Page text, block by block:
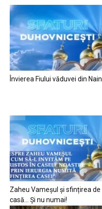
Învierea Fiului văduvei din Nain
Zaheu Vameșul și sfințirea de
casă… Și nu numai!